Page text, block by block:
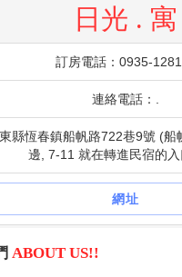
日光 . 寓
訂房電話：0935-
連絡電話：.
縣恆春鎮船帆路722巷9號 (船
邊, 7-11 就在轉進民宿的
網址
ABOUT US!!